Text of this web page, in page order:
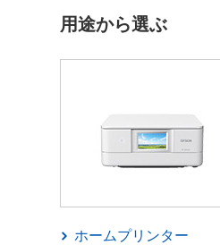
用途から選ぶ
ホームプリンター